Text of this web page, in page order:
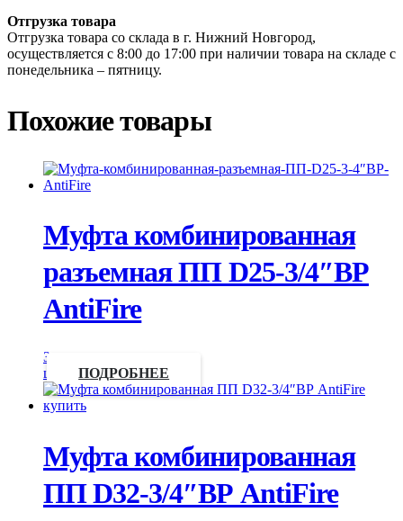
Отгрузка товара
Отгрузка товара со склада в г. Нижний Новгород,
осуществляется с 8:00 до 17:00 при наличии товара на складе с
понедельника – пятницу.
Похожие товары
Муфта комбинированная
разъемная ПП D25-3/4″ВР
AntiFire
Запросить
цену
ПОДРОБНЕЕ
Муфта комбинированная
ПП D32-3/4″ВР AntiFire